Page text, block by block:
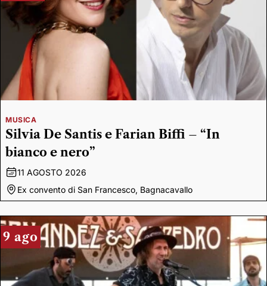
MUSICA
Silvia De Santis e Farian Biffi – “In
bianco e nero”
11 AGOSTO 2026
Ex convento di San Francesco, Bagnacavallo
9 ago